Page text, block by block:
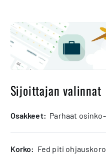
Sijoittajan valinnat
osakkeet: Parhaat
korko: Fed piti